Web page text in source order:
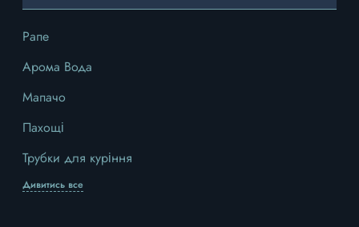
Рапе
Арома Вода
Мапачо
Пахощі
Трубки для куріння
Дивитись все